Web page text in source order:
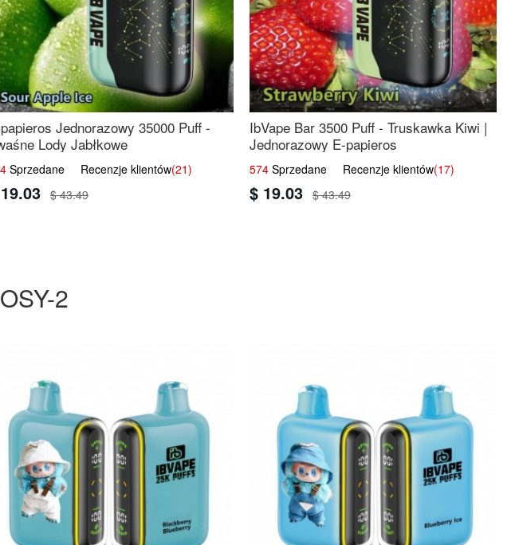
Jednorazowy 35000 Puff -
Lody Jabłkowe
Sprzedane Recenzje klientów(21)
$ 43.49
IbVape Bar 3500 Puff - Truskawka Kiwi |
Jednorazowy E-papieros
574 Sprzedane Recenzje klientów(17)
$ 19.03 $ 43.49
2